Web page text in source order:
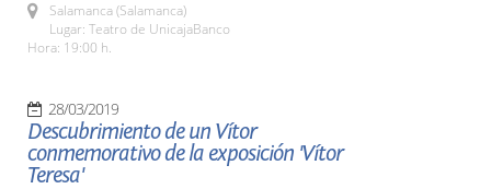
Salamanca (Salamanca)
Lugar: Teatro de UnicajaBanco
Hora: 19:00 h.
28/03/2019
Descubrimiento de un Vítor
conmemorativo de la exposición 'Vítor
Teresa'